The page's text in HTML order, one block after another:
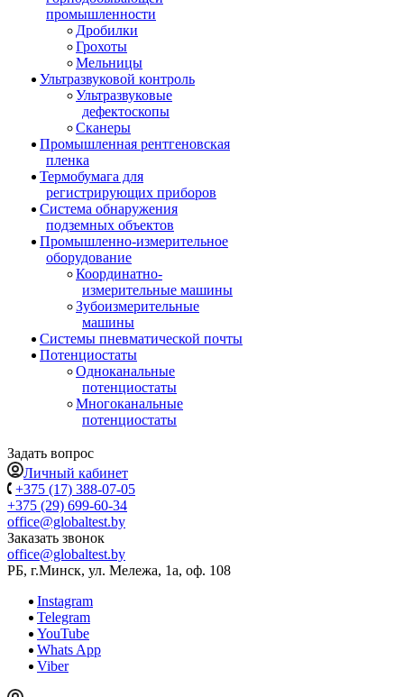
промышленности
Дробилки
Грохоты
Мельницы
Ультразвуковой контроль
Ультразвуковые
дефектоскопы
Сканеры
Промышленная рентгеновская
пленка
Термобумага для
регистрирующих приборов
Система обнаружения
подземных объектов
Промышленно-измерительное
оборудование
Координатно-
измерительные машины
Зубоизмерительные
машины
Системы пневматической почты
Потенциостаты
Одноканальные
потенциостаты
Многоканальные
потенциостаты
Задать вопрос
Личный кабинет
+375 (17) 388-07-05
+375 (29) 699-60-34
office@globaltest.by
Заказать звонок
office@globaltest.by
РБ, г.Минск, ул. Мележа, 1а, оф. 108
Instagram
Telegram
YouTube
Whats App
Viber